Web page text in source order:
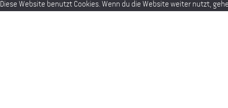
Diese Website benutzt Cookies. Wenn du die Website weiter nutzt,